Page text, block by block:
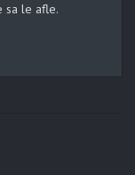
sa le afle.